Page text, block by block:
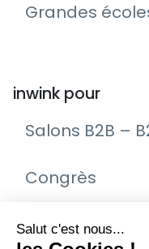
Grandes
inwink pour
Salons B2B –
Congrès
Remise de prix